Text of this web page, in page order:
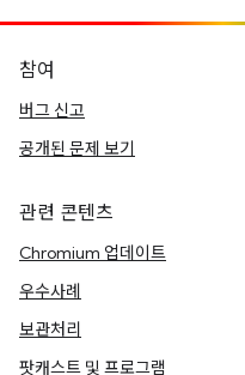
참여
버그 신고
공개된 문제 보기
관련 콘텐츠
Chromium 업데이트
우수사례
보관처리
팟캐스트 및 프로그램